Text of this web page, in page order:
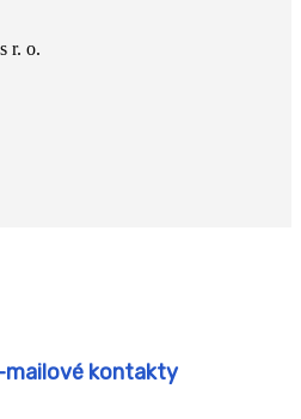
r. o.
mailové kontakty